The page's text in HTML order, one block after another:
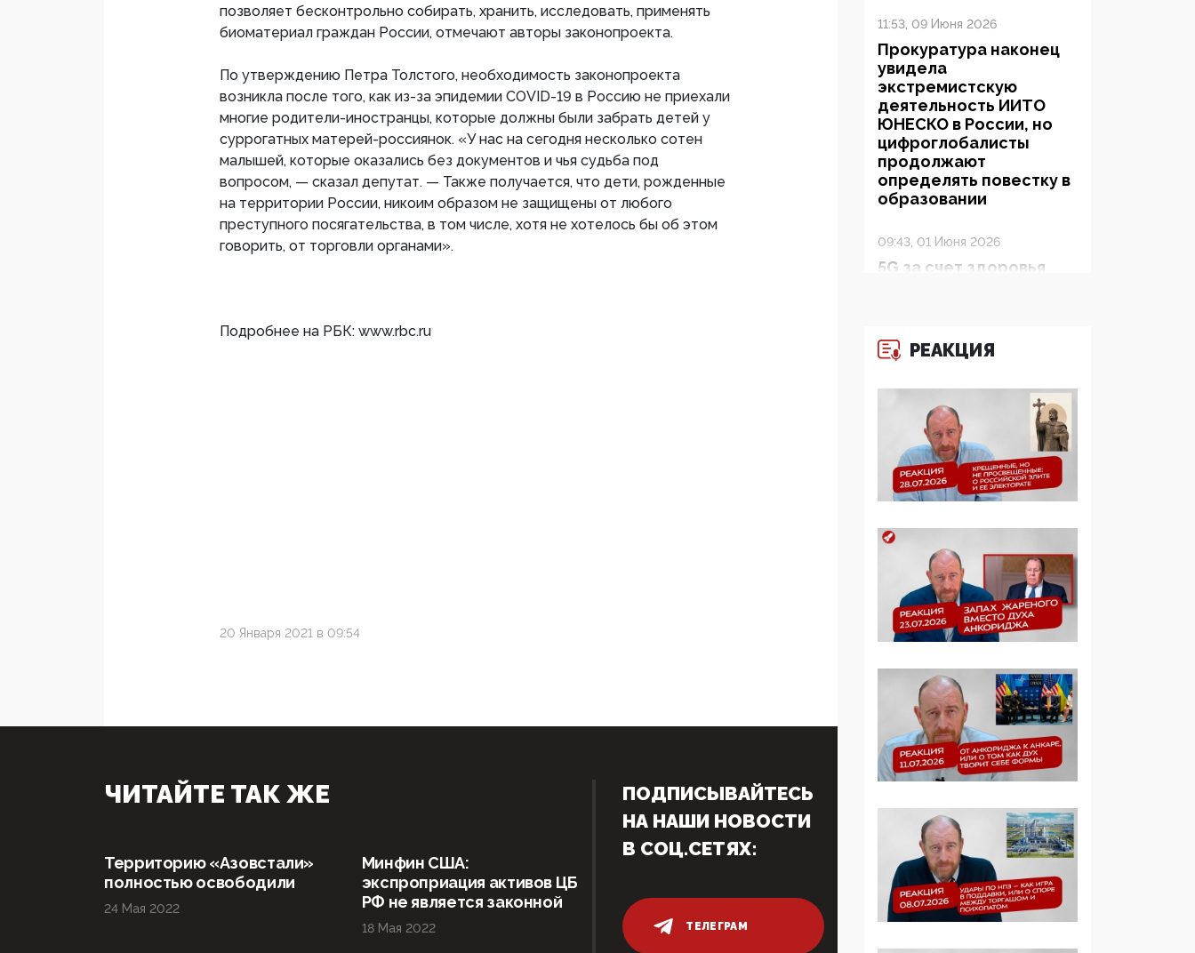
позволяет бесконтрольно собирать, хранить, исследовать, применять
биоматериал граждан России, отмечают авторы законопроекта.
По утверждению Петра Толстого, необходимость законопроекта
возникла после того, как из-за эпидемии COVID-19 в Россию не приехали
многие родители-иностранцы, которые должны были забрать детей у
суррогатных матерей-россиянок. «У нас на сегодня несколько сотен
малышей, которые оказались без документов и чья судьба под
вопросом, — сказал депутат. — Также получается, что дети, рожденные
на территории России, никоим образом не защищены от любого
преступного посягательства, в том числе, хотя не хотелось бы об этом
говорить, от торговли органами».
Подробнее на РБК: www.rbc.ru
20 Января 2021 в 09:54
11:53, 09 Июня 2026
Прокуратура наконец
увидела
экстремистскую
деятельность ИИТО
ЮНЕСКО в России, но
цифроглобалисты
продолжают
определять повестку в
образовании
09:43, 01 Июня 2026
5G за счет здоровья
муниципалитетов право
защищать жилые дома
05:58, 26 Мая 2026
Роскомнадзор
освободили от борца с
деструктивным и
07:39, 25 Мая 2026
Манифест против
семьи и традиционных
ценностей: «Новые
люди» поднимают
электорат феминисток
на битву с
мужчинами-«бабуинам
05:08, 15 Мая 2026
инфоцыганство и
лженаука под ширмой
защиты традиционных
ценностей: кто и с чем
выступал на форуме
«Россия 809. Традиции
будущего»
РЕАКЦИЯ
ЧИТАЙТЕ ТАК ЖЕ
Территорию «Азовстали»
полностью освободили
24 Мая 2022
Минфин США:
экспроприация активов ЦБ
РФ не является законной
18 Мая 2022
ПОДПИСЫВАЙТЕСЬ
НА НАШИ НОВОСТИ
В СОЦ.СЕТЯХ:
ТЕЛЕГРАМ